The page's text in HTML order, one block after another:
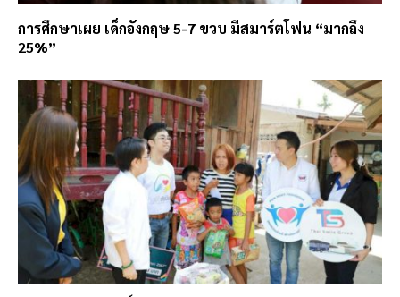
การศึกษาเผย เด็กอังกฤษ 5-7 ขวบ มีสมาร์ตโฟน “มากถึง
25%”